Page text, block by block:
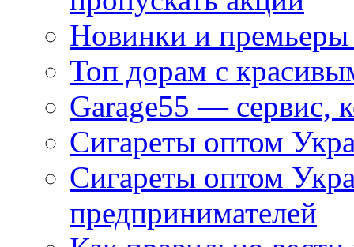
Новинки и
Топ дорам с
Garage55 — сервис,
Сигареты оптом
Сигареты оптом
предпринимателей